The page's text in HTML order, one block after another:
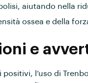
aiutando nella
ossea e della
e
l’uso di